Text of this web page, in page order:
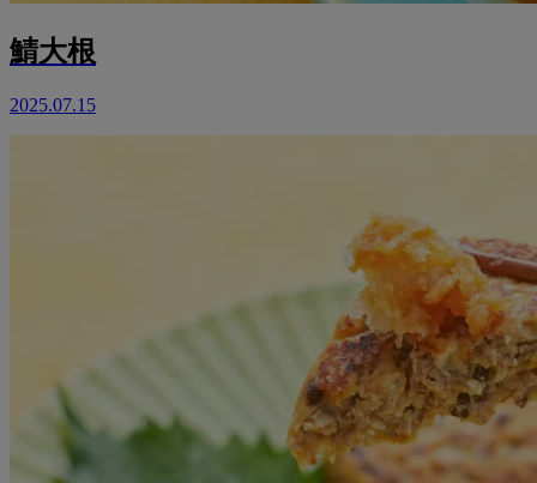
鯖大根
2025.07.15